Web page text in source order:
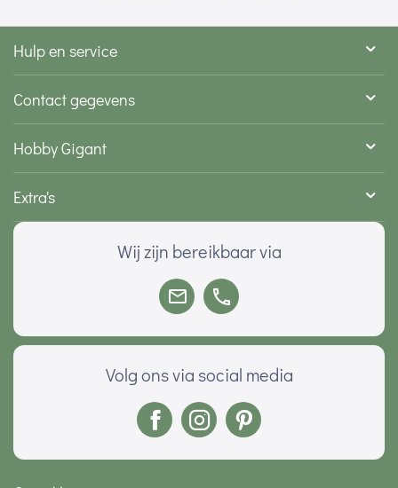
Hulp en service
Contact gegevens
Hobby Gigant
Extra's
Wij zijn bereikbaar via
Volg ons via social media